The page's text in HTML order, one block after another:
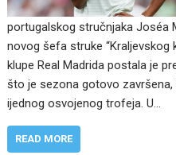
portugalskog stručnjaka Joséa
novog šefa struke “Kraljevskog
klupe Real Madrida postala je
što je sezona gotovo
ijednog osvojenog trofeja. U…
READ MORE